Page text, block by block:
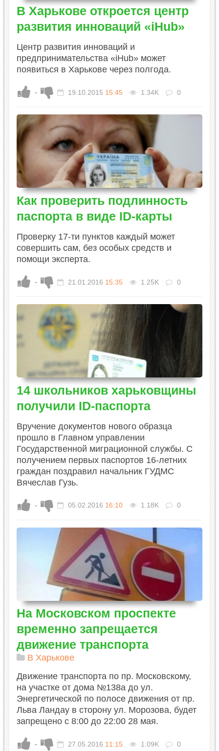
В Харькове откроется центр
развития инноваций «iHub»
​Центр развития инноваций и
предпринимательства «iHub» может
появиться в Харькове через полгода.
- 19.10.2015 15:45 1.34K 0
Как проверить подлинность
паспорта в виде ID-карты
Проверку 17-ти пунктов каждый может
совершить сам, без особых средств и
помощи эксперта.
- 21.01.2016 15:35 1.25K 0
14 школьников харьковщины
получили ID-паспорта
​Вручение документов нового образца
прошло в Главном управлении
Государственной миграционной службы. С
получением первых паспортов 16-летних
граждан поздравил начальник ГУДМС
Вячеслав Гузь.
- 05.02.2016 16:10 1.18K 0
На Московском проспекте
временно запрещается
движение транспорта
В Харькове
Движение транспорта по пр. Московскому,
на участке от дома №138а до ул.
Энергетической по полосе движения от пр.
Льва Ландау в сторону ул. Морозова, будет
запрещено с 8:00 до 22:00 28 мая.
- 27.05.2016 11:15 1.09K 0